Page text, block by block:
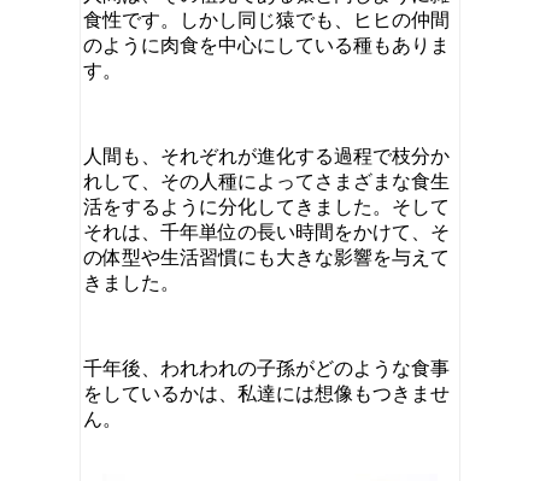
食性です。しかし同じ猿でも、ヒヒの仲間
のように肉食を中心にしている種もありま
す。
人間も、それぞれが進化する過程で枝分か
れして、その人種によってさまざまな食生
活をするように分化してきました。そして
それは、千年単位の長い時間をかけて、そ
の体型や生活習慣にも大きな影響を与えて
きました。
千年後、われわれの子孫がどのような食事
をしているかは、私達には想像もつきませ
ん。